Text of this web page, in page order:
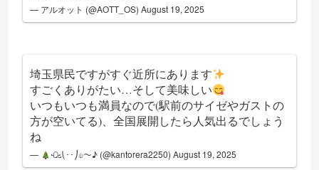
— アルオット (@AOTT_OS)August 19, 2025
埼玉県民ですがすぐ近所にあります
すごくありがたい…そして美味しい
いつもいつも満員なので(駅前のサイゼやガストの
方が空いてる)、全国展開したら人気出るでしょう
ね
— ꘐ⎝･･⎠⍦～♪ (@kantorera2250) August 19, 2025